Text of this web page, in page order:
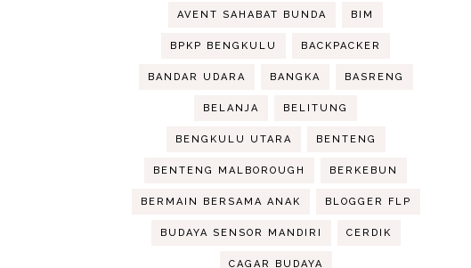
AVENT SAHABAT BUNDA BIM
BPKP BENGKULU BACKPACKER
BANDAR UDARA BANGKA BASRENG
BELANJA BELITUNG
BENGKULU UTARA BENTENG
BENTENG MALBOROUGH BERKEBUN
BERMAIN BERSAMA ANAK BLOGGER FLP
BUDAYA SENSOR MANDIRI CERDIK
CAGAR BUDAYA